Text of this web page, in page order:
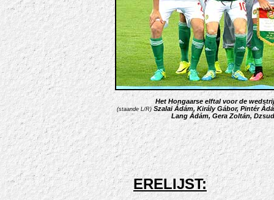
Het Hongaarse elftal voor de
(staande L/R)Szalai Ádám, Király Gábor, Pintér
Lang Ádám, Gera Zoltán,
ERELIJST: